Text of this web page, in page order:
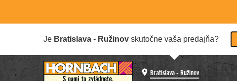
Je Bratislava - Ružinov skutočne vaša predajňa?
Bratislava - Ružinov